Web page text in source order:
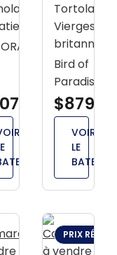
Tortola, Îles
Vierges
Bird of
Paradise
VOIR
LE
BATEAU
(JUIL 8) PRIX